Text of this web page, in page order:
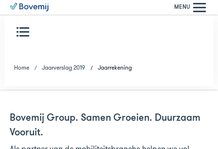
MENU
Home Jaarverslag 2019 Jaarrekening
Bovemij Group. Samen Groeien. Duurzaam
Vooruit.